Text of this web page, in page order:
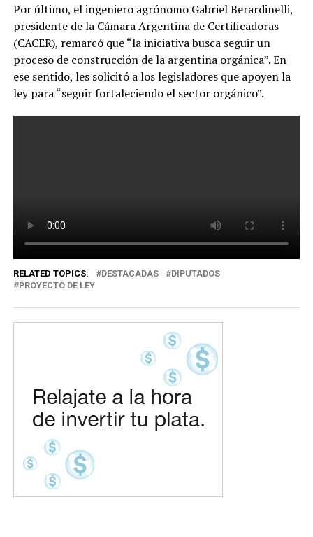
Por último, el ingeniero agrónomo Gabriel Berardinelli,
presidente de la Cámara Argentina de Certificadoras
(CACER), remarcó que “la iniciativa busca seguir un
proceso de construcción de la argentina orgánica”. En
ese sentido, les solicitó a los legisladores que apoyen la
ley para “seguir fortaleciendo el sector orgánico”.
RELATED TOPICS: DESTACADAS
DIPUTADOS
PROYECTO DE LEY